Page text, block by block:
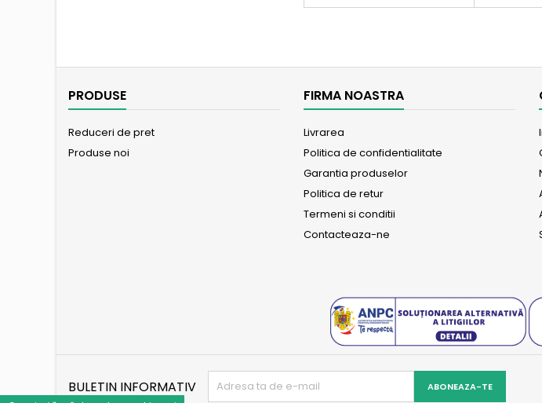
PRODUSE
Reduceri de pret
Produse noi
FIRMA NOASTRA
Livrarea
Politica de confidentialitate
Garantia produselor
Politica de retur
Termeni si conditii
Contacteaza-ne
BULETIN INFORMATIV